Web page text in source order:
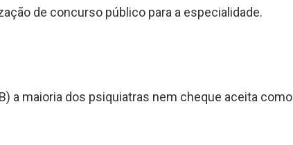
de concurso público para a especialidade.
a maioria dos psiquiatras nem cheque aceita como